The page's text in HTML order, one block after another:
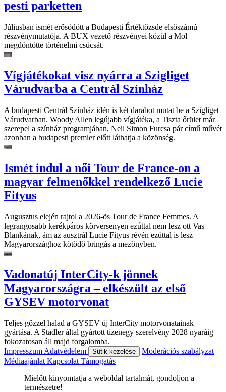
pesti parketten
Júliusban ismét erősödött a Budapesti Értéktőzsde elsőszámú
részvénymutatója. A BUX vezető részvényei közül a Mol
megdöntötte történelmi csúcsát.
Vígjátékokat visz nyárra a Szigliget
Várudvarba a Centrál Színház
A budapesti Centrál Színház idén is két darabot mutat be a Szigliget
Várudvarban. Woody Allen legújabb vígjátéka, a Tiszta őrület már
szerepel a színház programjában, Neil Simon Furcsa pár című művét
azonban a budapesti premier előtt láthatja a közönség.
Ismét indul a női Tour de France-on a
magyar felmenőkkel rendelkező Lucie
Fityus
Augusztus elején rajtol a 2026-ös Tour de France Femmes. A
legrangosabb kerékpáros körversenyen ezúttal nem lesz ott Vas
Blankának, ám az ausztrál Lucie Fityus révén ezúttal is lesz
Magyarországhoz kötődő bringás a mezőnyben.
Vadonatúj InterCity-k jönnek
Magyarországra – elkészült az első
GYSEV motorvonat
Teljes gőzzel halad a GYSEV új InterCity motorvonatainak
gyártása. A Stadler által gyártott tizenegy szerelvény 2028 nyaráig
fokozatosan áll majd forgalomba.
Impresszum Adatvédelem Sütik kezelése
Moderációs szabályzat
Médiaajánlat Kapcsolat Támogatás
Mielőtt kinyomtatja a weboldal tartalmát, gondoljon a
természetre!